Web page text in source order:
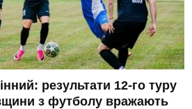
результати 12-го туру
з футболу вражають